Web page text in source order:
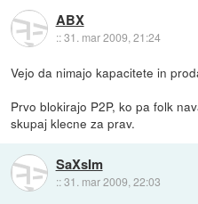
ABX
::31. mar 2009, 21:24
Vejo da nimajo kapacitete in
Prvo blokirajo P2P, ko pa folk
skupaj klecne za prav.
SaXsIm
::31. mar 2009, 22:03